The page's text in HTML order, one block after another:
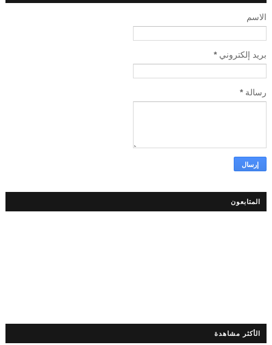
الاسم
بريد إلكتروني*
رسالة*
المتابعون
الأكثر مشاهدة